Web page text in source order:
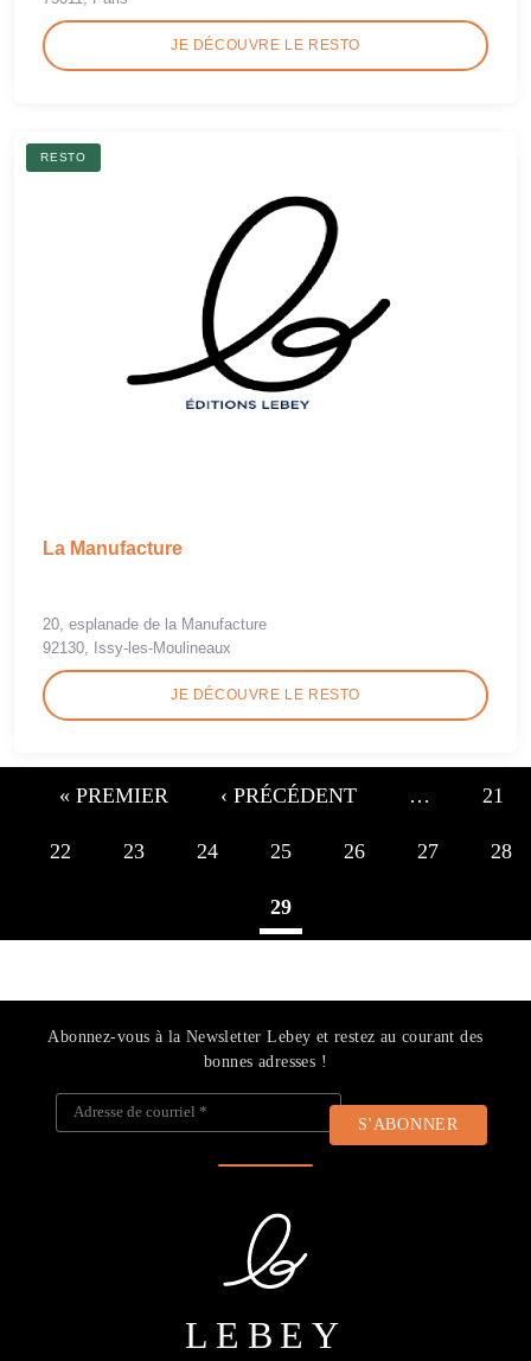
JE DÉCOUVRE LE RESTO
RESTO
La Manufacture
20, esplanade de la Manufacture
92130, Issy-les-Moulineaux
JE DÉCOUVRE LE RESTO
« PREMIER ‹ PRÉCÉDENT … 21
22 23 24 25 26 27 28
29
Abonnez-vous à la Newsletter Lebey et restez au courant des
bonnes adresses !
Adresse de courriel
LEBEY